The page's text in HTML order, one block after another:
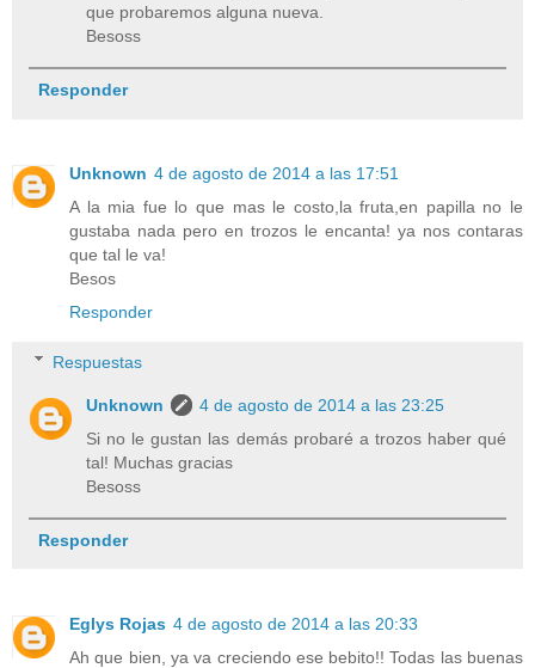
que probaremos alguna nueva.
Besoss
Responder
Unknown 4 de agosto de 2014 a las 17:51
A la mia fue lo que mas le costo,la fruta,en papilla no le
gustaba nada pero en trozos le encanta! ya nos contaras
que tal le va!
Besos
Responder
Respuestas
Unknown
4 de agosto de 2014 a las 23:25
Si no le gustan las demás probaré a trozos haber qué
tal! Muchas gracias
Besoss
Responder
Eglys Rojas 4 de agosto de 2014 a las 20:33
Ah que bien, ya va creciendo ese bebito!! Todas las buenas